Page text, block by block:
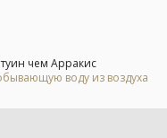
чем Арракис
воду из воздуха